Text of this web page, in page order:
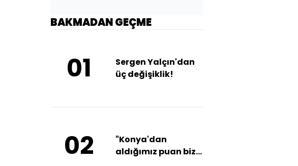
BAKMADAN GEÇME
01
Sergen Yalçın'dan
üç değişiklik!
02
"Konya'dan
aldığımız puan bize